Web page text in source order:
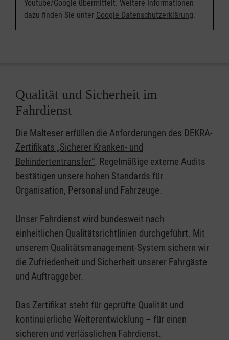
Youtube/Google übermittelt. Weitere Informationen
dazu finden Sie unter Google Datenschutzerklärung.
Qualität und Sicherheit im
Fahrdienst
Die Malteser erfüllen die Anforderungen des DEKRA-
Zertifikats „Sicherer Kranken- und
Behindertentransfer“. Regelmäßige externe Audits
bestätigen unsere hohen Standards für
Organisation, Personal und Fahrzeuge.
Unser Fahrdienst wird bundesweit nach
einheitlichen Qualitätsrichtlinien durchgeführt. Mit
unserem Qualitätsmanagement-System sichern wir
die Zufriedenheit und Sicherheit unserer Fahrgäste
und Auftraggeber.
Das Zertifikat steht für geprüfte Qualität und
kontinuierliche Weiterentwicklung – für einen
sicheren und verlässlichen Fahrdienst.